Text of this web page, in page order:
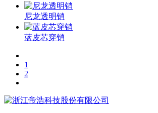
尼龙透明销
蓝皮芯穿销
1
2